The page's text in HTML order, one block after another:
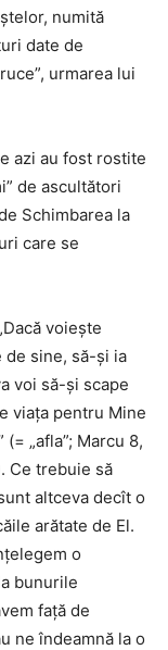
numită
date de
urmarea lui
azi au fost rostite
de ascultători
Schimbarea la
care se
voieşte
de sine, să-şi ia
voi să-şi scape
viaţa pentru Mine
„afla”; Marcu 8,
Ce trebuie să
altceva decît o
arătate de El.
o
bunurile
faţă de
ne îndeamnă la o